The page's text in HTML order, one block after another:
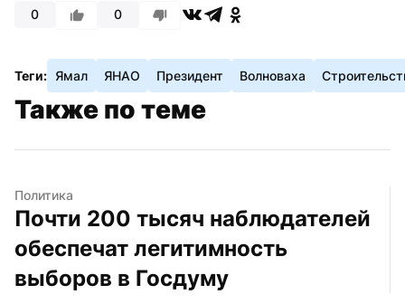
0 0
Теги: Ямал ЯНАО Президент Волноваха
Также по теме
Политика
Почти 200 тысяч наблюдателей
обеспечат легитимность
выборов в Госдуму